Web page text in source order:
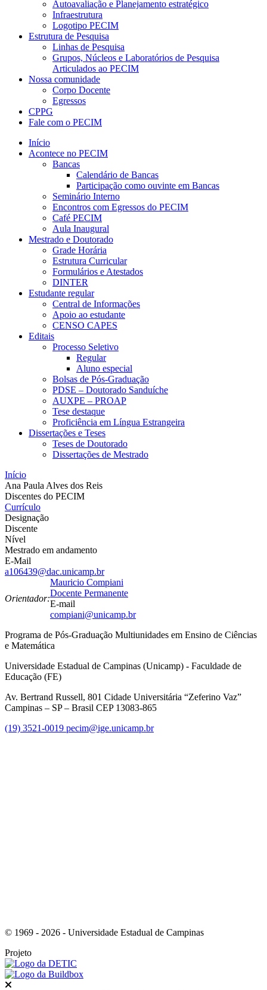
Autoavaliação e Planejamento estratégico
Infraestrutura
Logotipo PECIM
Estrutura de Pesquisa
Linhas de Pesquisa
Grupos, Núcleos e Laboratórios de Pesquisa
Articulados ao PECIM
Nossa comunidade
Corpo Docente
Egressos
CPPG
Fale com o PECIM
Início
Acontece no PECIM
Bancas
Calendário de Bancas
Participação como ouvinte em Bancas
Seminário Interno
Encontros com Egressos do PECIM
Café PECIM
Aula Inaugural
Mestrado e Doutorado
Grade Horária
Estrutura Curricular
Formulários e Atestados
DINTER
Estudante regular
Central de Informações
Apoio ao estudante
CENSO CAPES
Editais
Processo Seletivo
Regular
Aluno especial
Bolsas de Pós-Graduação
PDSE – Doutorado Sanduíche
AUXPE – PROAP
Tese destaque
Proficiência em Língua Estrangeira
Dissertações e Teses
Teses de Doutorado
Dissertações de Mestrado
Início
Ana Paula Alves dos Reis
Discentes do PECIM
Currículo
Designação
Discente
Nível
Mestrado em andamento
E-Mail
a106439@dac.unicamp.br
Orientador:
Mauricio Compiani
Docente Permanente
E-mail
compiani@unicamp.br
Programa de Pós-Graduação Multiunidades em Ensino de Ciências
e Matemática
Universidade Estadual de Campinas (Unicamp) - Faculdade de
Educação (FE)
Av. Bertrand Russell, 801 Cidade Universitária “Zeferino Vaz”
Campinas – SP – Brasil CEP 13083-865
(19) 3521-0019 pecim@ige.unicamp.br
© 1969 - 2026 - Universidade Estadual de Campinas
Projeto